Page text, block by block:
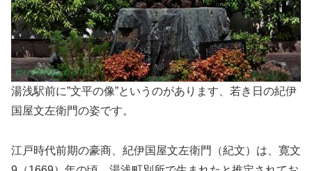
湯浅駅前に”文平の像”というのがあります、若き日の紀伊
国屋文左衛門の姿です。
江戸時代前期の豪商、紀伊国屋文左衛門（紀文）は、寛文